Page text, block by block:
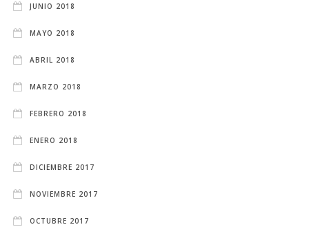
JUNIO 2018
MAYO 2018
ABRIL 2018
MARZO 2018
FEBRERO 2018
ENERO 2018
DICIEMBRE 2017
NOVIEMBRE 2017
OCTUBRE 2017